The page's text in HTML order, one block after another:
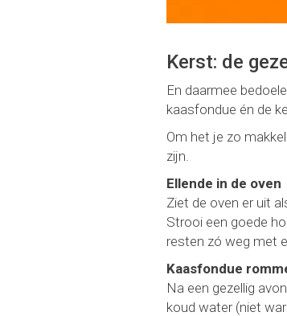
Kerst: de
En daarmee
kaasfondue én de
Om het je zo
zijn.
Ellende in de oven
Ziet de oven er uit
Strooi een goede
resten zó weg met
Kaasfondue
Na een gezellig
koud water (niet